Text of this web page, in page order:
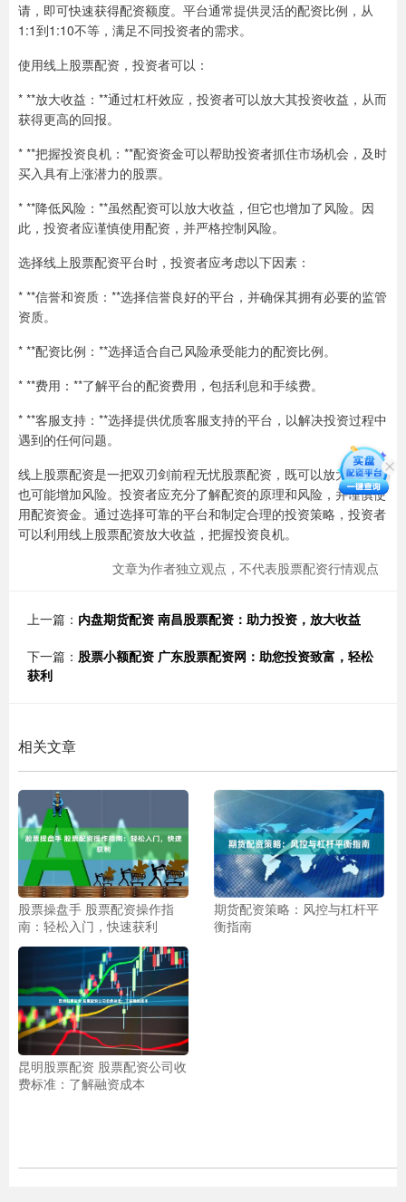
请，即可快速获得配资额度。平台通常提供灵活的配资比例，从
1:1到1:10不等，满足不同投资者的需求。
使用线上股票配资，投资者可以：
* **放大收益：**通过杠杆效应，投资者可以放大其投资收益，从而
获得更高的回报。
* **把握投资良机：**配资资金可以帮助投资者抓住市场机会，及时
买入具有上涨潜力的股票。
* **降低风险：**虽然配资可以放大收益，但它也增加了风险。因
此，投资者应谨慎使用配资，并严格控制风险。
选择线上股票配资平台时，投资者应考虑以下因素：
* **信誉和资质：**选择信誉良好的平台，并确保其拥有必要的监管
资质。
* **配资比例：**选择适合自己风险承受能力的配资比例。
* **费用：**了解平台的配资费用，包括利息和手续费。
* **客服支持：**选择提供优质客服支持的平台，以解决投资过程中
遇到的任何问题。
线上股票配资是一把双刃剑前程无忧股票配资，既可以放大收益，
也可能增加风险。投资者应充分了解配资的原理和风险，并谨慎使
用配资资金。通过选择可靠的平台和制定合理的投资策略，投资者
可以利用线上股票配资放大收益，把握投资良机。
文章为作者独立观点，不代表股票配资行情观点
上一篇： 内盘期货配资 南昌股票配资：助力投资，放大收益
下一篇： 股票小额配资 广东股票配资网：助您投资致富，轻松
获利
相关文章
股票操盘手 股票配资操作指
南：轻松入门，快速获利
期货配资策略：风控与杠杆平
衡指南
昆明股票配资 股票配资公司收
费标准：了解融资成本